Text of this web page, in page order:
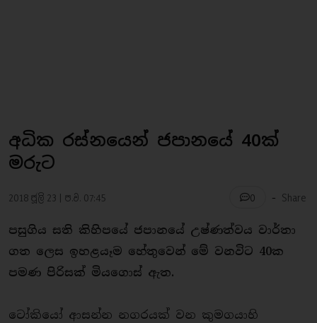
අධික රස්නයෙන් ජපානයේ 40ක්
මරුට
2018 ජූලි 23 | ප.ව. 07:45 0 - Share
පසුගිය සති කිහිපයේ ජපානයේ උෂ්ණත්වය වාර්තා
ගත ලෙස ඉහළයෑම හේතුවෙන් මේ වනවිට 40ක
පමණ පිරිසක් මියගොස් ඇත.
ටෝකියෝ ආසන්න නගරයක් වන කුමගයාහි